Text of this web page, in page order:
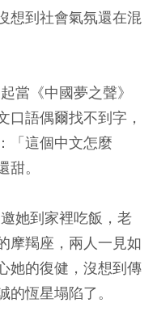
想到社會氣氛還在混
當《中國夢之聲》
口語偶爾找不到字，
「這個中文怎麼
。
她到家裡吃飯，老
摩羯座，兩人一見如
她的復健，沒想到傳
恆星塌陷了。